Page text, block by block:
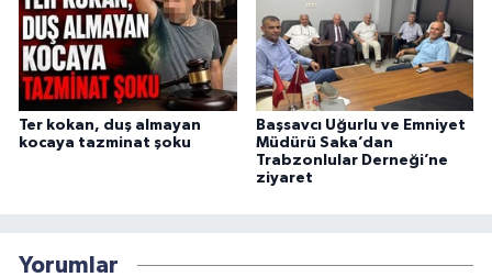
Ter kokan, duş almayan
kocaya tazminat şoku
Başsavcı Uğurlu ve Emniyet
Müdürü Saka’dan
Trabzonlular Derneği’ne
ziyaret
Yorumlar